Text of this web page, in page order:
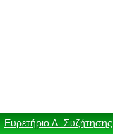
Ευρετήριο Δ. Συζήτησης